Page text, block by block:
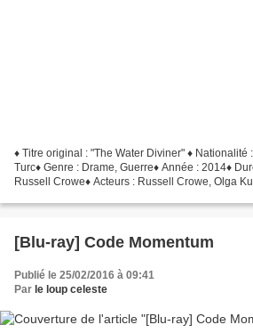
♦ Titre original : "The Water Diviner" ♦ Nationalité
Turc♦ Genre : Drame, Guerre♦ Année : 2014♦
Russell Crowe♦ Acteurs : Russell Crowe, Olga
[Blu-ray] Code Momentum
Publié le 25/02/2016 à 09:41
Par le loup celeste